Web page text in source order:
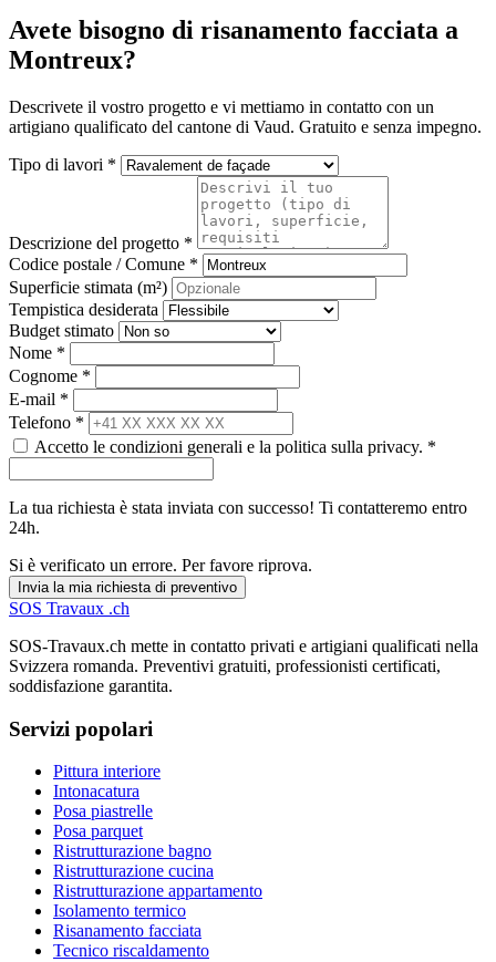
Avete bisogno di risanamento facciata a
Montreux?
Descrivete il vostro progetto e vi mettiamo in contatto con un
artigiano qualificato del cantone di Vaud. Gratuito e senza impegno.
Tipo di lavori *
Descrizione del progetto *
Codice postale / Comune *
Superficie stimata (m²)
Tempistica desiderata
Budget stimato
Nome *
Cognome *
E-mail *
Telefono *
Accetto le condizioni generali e la politica sulla privacy. *
La tua richiesta è stata inviata con successo! Ti contatteremo entro
24h.
Si è verificato un errore. Per favore riprova.
Invia la mia richiesta di preventivo
SOS Travaux .ch
SOS-Travaux.ch mette in contatto privati e artigiani qualificati nella
Svizzera romanda. Preventivi gratuiti, professionisti certificati,
soddisfazione garantita.
Servizi popolari
Pittura interiore
Intonacatura
Posa piastrelle
Posa parquet
Ristrutturazione bagno
Ristrutturazione cucina
Ristrutturazione appartamento
Isolamento termico
Risanamento facciata
Tecnico riscaldamento